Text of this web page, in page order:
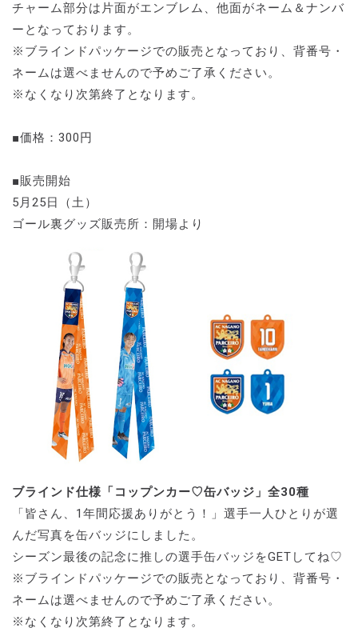
チャーム部分は片面がエンブレム、他面がネーム＆ナンバ
ーとなっております。
※ブラインドパッケージでの販売となっており、背番号・
ネームは選べませんので予めご了承ください。
※なくなり次第終了となります。
■価格：300円
■販売開始
5月25日（土）
ゴール裏グッズ販売所：開場より
ブラインド仕様「コップンカー♡缶バッジ」全30種
「皆さん、1年間応援ありがとう！」選手一人ひとりが選
んだ写真を缶バッジにしました。
シーズン最後の記念に推しの選手缶バッジをGETしてね♡
※ブラインドパッケージでの販売となっており、背番号・
ネームは選べませんので予めご了承ください。
※なくなり次第終了となります。